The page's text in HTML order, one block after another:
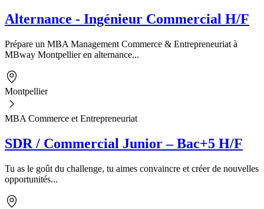
Alternance - Ingénieur Commercial H/F
Prépare un MBA Management Commerce & Entrepreneuriat à
MBway Montpellier en alternance...
Montpellier
MBA Commerce et Entrepreneuriat
SDR / Commercial Junior – Bac+5 H/F
Tu as le goût du challenge, tu aimes convaincre et créer de nouvelles
opportunités...